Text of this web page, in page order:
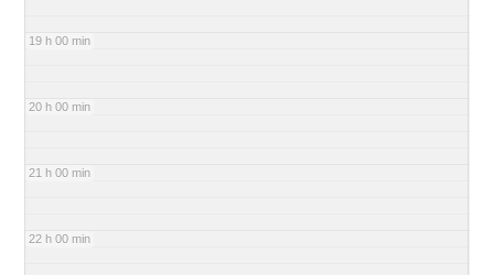
19 h 00 min
20 h 00 min
21 h 00 min
22 h 00 min